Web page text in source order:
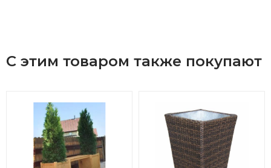
С этим товаром также покупают